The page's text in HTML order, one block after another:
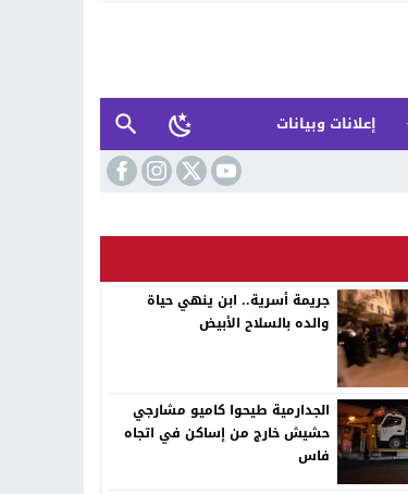
إعلانات وبيانات
جريمة أسرية.. ابن ينهي حياة
والده بالسلاح الأبيض
الجدارمية طيحوا كاميو مشارجي
حشيش خارج من إساكن في اتجاه
فاس